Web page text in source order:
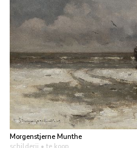
Morgenstjerne Munthe